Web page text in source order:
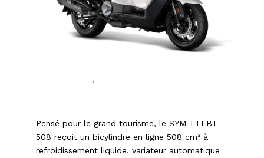
•
Pensé pour le grand tourisme, le SYM TTLBT
508 reçoit un bicylindre en ligne 508 cm³ à
refroidissement liquide, variateur automatique